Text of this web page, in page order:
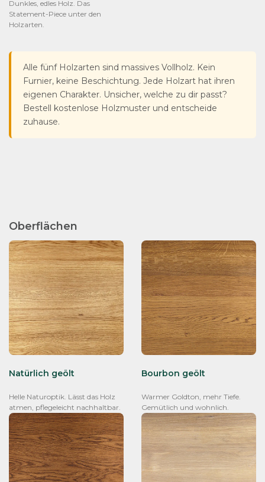
Dunkles, edles Holz. Das
Statement-Piece unter den
Holzarten.
Alle fünf Holzarten sind massives Vollholz. Kein
Furnier, keine Beschichtung. Jede Holzart hat ihren
eigenen Charakter. Unsicher, welche zu dir passt?
Bestell kostenlose Holzmuster und entscheide
zuhause.
Oberflächen
Natürlich geölt
Helle Naturoptik. Lässt das Holz
atmen, pflegeleicht nachhaltbar.
Bourbon geölt
Warmer Goldton, mehr Tiefe.
Gemütlich und wohnlich.